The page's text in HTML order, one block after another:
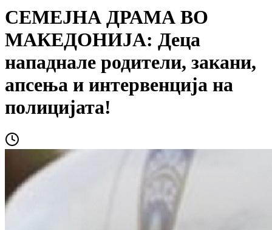
СЕМЕЈНА ДРАМА ВО
МАКЕДОНИЈА: Деца
нападнале родители, закани,
апсења и интервенција на
полицијата!